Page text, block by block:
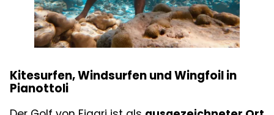
Kitesurfen, Windsurfen und Wingfoil in
Pianottoli